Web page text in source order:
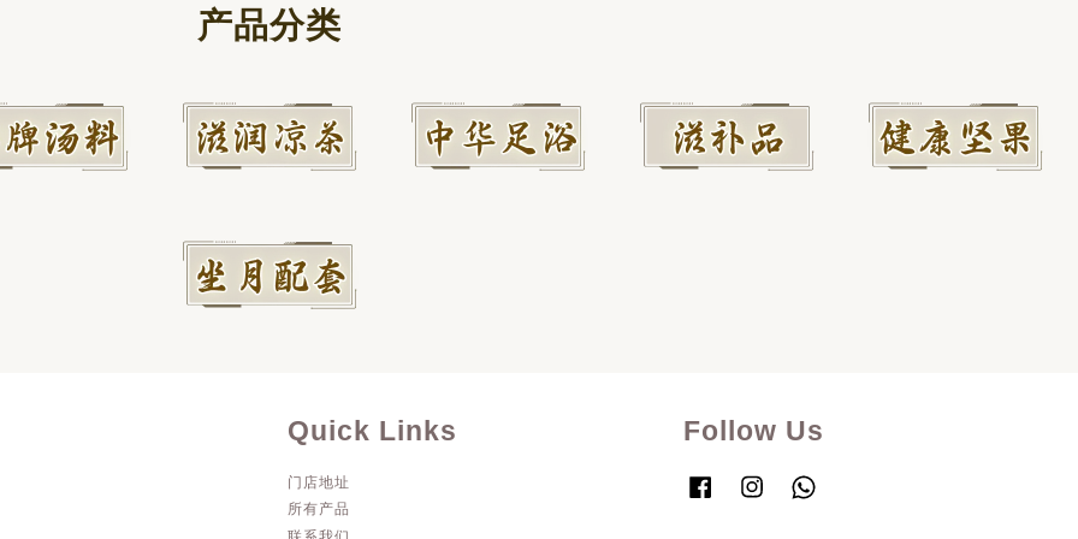
产品分类
Quick Links
门店地址
所有产品
Follow Us
FacebookInstagram